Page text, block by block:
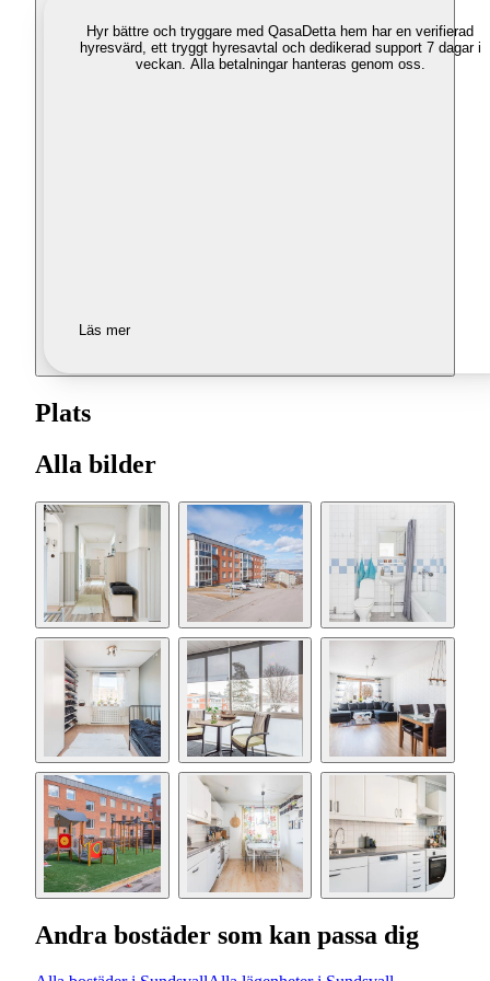
Hyr bättre och tryggare med QasaDetta hem har en verifierad
hyresvärd, ett tryggt hyresavtal och dedikerad support 7 dagar i
veckan. Alla betalningar hanteras genom oss.
Läs mer
Plats
Alla bilder
Andra bostäder som kan passa dig